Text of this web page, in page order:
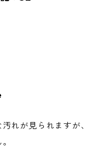
れが見られますが、